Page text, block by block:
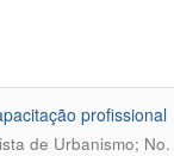
profissional
de Urbanismo;